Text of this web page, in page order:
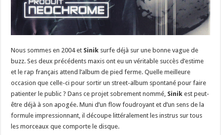
Nous sommes en 2004 et Sinik surfe déjà sur une bonne vague de
buzz. Ses deux précédents maxis ont eu un véritable succès d’estime
et le rap français attend l’album de pied ferme. Quelle meilleure
occasion que celle-ci pour sortir un street-album spontané pour faire
patienter le public ? Dans ce projet sobrement nommé, Sinik est peut-
être déjà à son apogée. Muni d’un flow foudroyant et d’un sens de la
formule impressionnant, il découpe littéralement les instrus sur tous
les morceaux que comporte le disque.